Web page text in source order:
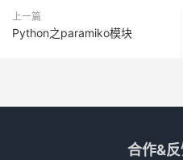
上一篇
Python之paramiko模块
合作&